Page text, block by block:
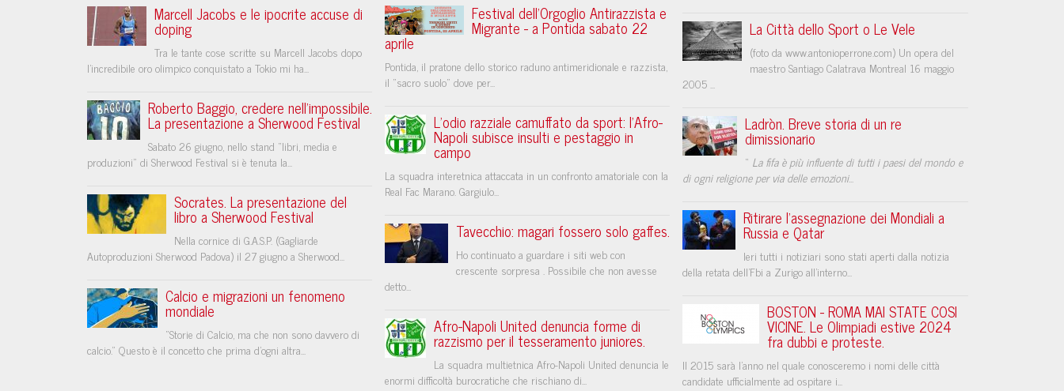
Marcell Jacobs e le ipocrite accuse di
doping
Tra le tante cose scritte su Marcell Jacobs dopo
l’incredibile oro olimpico conquistato a Tokio mi ha...
Roberto Baggio, credere nell'impossibile.
La presentazione a Sherwood Festival
Sabato 26 giugno, nello stand “libri, media e
produzioni” di Sherwood Festival si è tenuta la...
Socrates. La presentazione del
libro a Sherwood Festival
Nella cornice di G.A.S.P. (Gagliarde
Autoproduzioni Sherwood Padova) il 27 giugno a Sherwood...
Calcio e migrazioni un fenomeno
mondiale
“Storie di Calcio, ma che non sono davvero di
calcio.” Questo è il concetto che prima d'ogni altra...
Festival dell'Orgoglio Antirazzista e
Migrante - a Pontida sabato 22
aprile
Pontida, il pratone dello storico raduno antimeridionale e razzista,
il "sacro suolo" dove per...
L’odio razziale camuffato da sport: l’Afro-
Napoli subisce insulti e pestaggio in
campo
La squadra interetnica attaccata in un confronto amatoriale con la
Real Fac Marano. Gargiulo...
Tavecchio: magari fossero solo gaffes.
Ho continuato a guardare i siti web con
crescente sorpresa . Possibile che non avesse
detto...
Afro-Napoli United denuncia forme di
razzismo per il tesseramento juniores.
La squadra multietnica Afro-Napoli United denuncia le
enormi difficoltà burocratiche che rischiano di...
La Città dello Sport o Le Vele
(foto da www.antonioperrone.com) Un opera del
maestro Santiago Calatrava Montreal 16 maggio
2005 ...
Ladròn. Breve storia di un re
dimissionario
“ La fifa è più influente di tutti i paesi del mondo e
di ogni religione per via delle emozioni...
Ritirare l'assegnazione dei Mondiali a
Russia e Qatar
Ieri tutti i notiziari sono stati aperti dalla notizia
della retata dell'Fbi a Zurigo all'interno...
BOSTON - ROMA MAI STATE COSI
VICINE. Le Olimpiadi estive 2024
fra dubbi e proteste.
Il 2015 sarà l'anno nel quale conosceremo i nomi delle città
candidate ufficialmente ad ospitare i...